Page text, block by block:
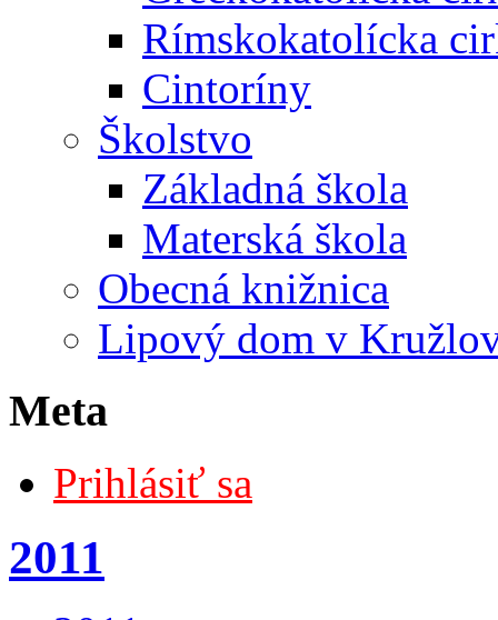
Rímskokatolícka
Cintoríny
Školstvo
Základná škola
Materská škola
Obecná knižnica
Lipový dom v
Meta
Prihlásiť sa
2011